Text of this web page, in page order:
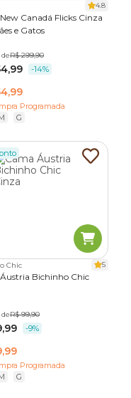
4.8
Canadá Flicks Cinza
e Gatos
R$ 299,90
-14%
Programada
G
Chic 5
Bichinho Chic
R$ 99,90
-9%
Programada
G